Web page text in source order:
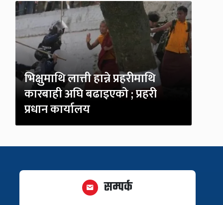
भिक्षुमाथि लात्ती हान्ने प्रहरीमाथि
कारबाही अघि बढाइएको ; प्रहरी
प्रधान कार्यालय
सम्पर्क